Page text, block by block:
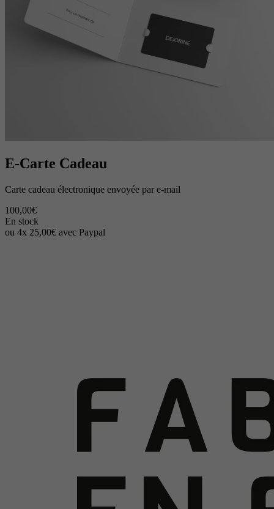
E-Carte Cadeau
Carte cadeau électronique envoyée par e-mail
100,00€
En stock
ou 4x 25,00€ avec Paypal